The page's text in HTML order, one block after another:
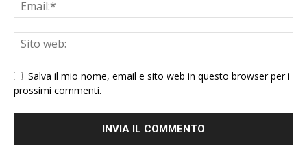
Salva il mio nome, email e sito web in questo browser per i
prossimi commenti.